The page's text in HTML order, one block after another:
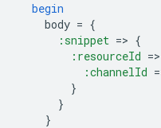
begin
body = {
:snippet => {
:resourceId =>
:channelId =
}
}
}